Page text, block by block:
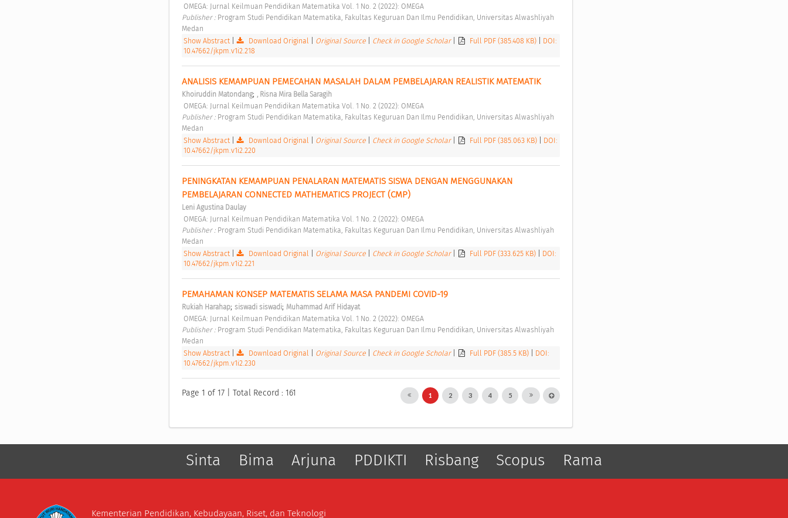
OMEGA: Jurnal Keilmuan Pendidikan Matematika Vol. 1 No. 2 (2022): OMEGA
Publisher : Program Studi Pendidikan Matematika, Fakultas Keguruan Dan Ilmu Pendidikan, Universitas Alwashliyah
Medan
Show Abstract| Download Original Original Source Check in Google Scholar Full PDF (385.408 KB)
DOI:
10.47662/jkpm.v1i2.218
ANALISIS KEMAMPUAN PEMECAHAN MASALAH DALAM PEMBELAJARAN REALISTIK MATEMATIK
Khoiruddin Matondang; , Risna Mira Bella Saragih
OMEGA: Jurnal Keilmuan Pendidikan Matematika Vol. 1 No. 2 (2022): OMEGA
Publisher : Program Studi Pendidikan Matematika, Fakultas Keguruan Dan Ilmu Pendidikan, Universitas Alwashliyah
Medan
Show Abstract| Download Original Original Source Check in Google Scholar Full PDF (385.063 KB)
DOI:
10.47662/jkpm.v1i2.220
PENINGKATAN KEMAMPUAN PENALARAN MATEMATIS SISWA DENGAN MENGGUNAKAN
PEMBELAJARAN CONNECTED MATHEMATICS PROJECT (CMP)
Leni Agustina Daulay
OMEGA: Jurnal Keilmuan Pendidikan Matematika Vol. 1 No. 2 (2022): OMEGA
Publisher : Program Studi Pendidikan Matematika, Fakultas Keguruan Dan Ilmu Pendidikan, Universitas Alwashliyah
Medan
Show Abstract| Download Original Original Source Check in Google Scholar Full PDF (333.625 KB)
DOI:
10.47662/jkpm.v1i2.221
PEMAHAMAN KONSEP MATEMATIS SELAMA MASA PANDEMI COVID-19
Rukiah Harahap; siswadi siswadi; Muhammad Arif Hidayat
OMEGA: Jurnal Keilmuan Pendidikan Matematika Vol. 1 No. 2 (2022): OMEGA
Publisher : Program Studi Pendidikan Matematika, Fakultas Keguruan Dan Ilmu Pendidikan, Universitas Alwashliyah
Medan
Show Abstract| Download Original Original Source Check in Google Scholar Full PDF (385.5 KB)
DOI:
10.47662/jkpm.v1i2.230
Page 1 of 17 | Total Record : 161 1 2 3 4 5
Sinta Bima Arjuna PDDIKTI Risbang Scopus Rama
Kementerian Pendidikan, Kebudayaan, Riset, dan Teknologi